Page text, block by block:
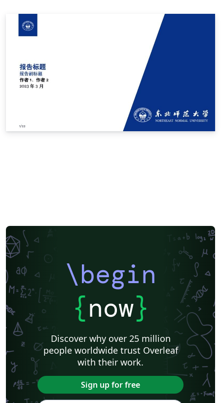
\begin
{now}
Discover why over 25 million
people worldwide trust Overleaf
with their work.
Sign up for free